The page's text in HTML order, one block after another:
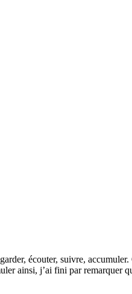
écouter, suivre,
ainsi, j’ai fini par